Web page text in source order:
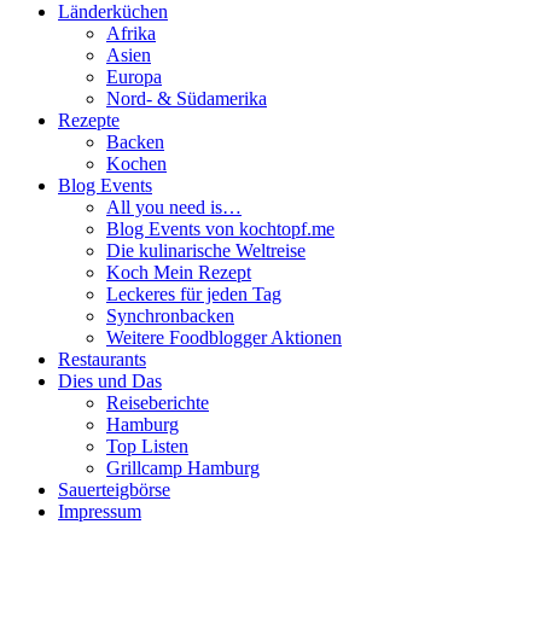
Länderküchen
Afrika
Asien
Europa
Nord- & Südamerika
Rezepte
Backen
Kochen
Blog Events
All you need is…
Blog Events von kochtopf.me
Die kulinarische Weltreise
Koch Mein Rezept
Leckeres für jeden Tag
Synchronbacken
Weitere Foodblogger Aktionen
Restaurants
Dies und Das
Reiseberichte
Hamburg
Top Listen
Grillcamp Hamburg
Sauerteigbörse
Impressum